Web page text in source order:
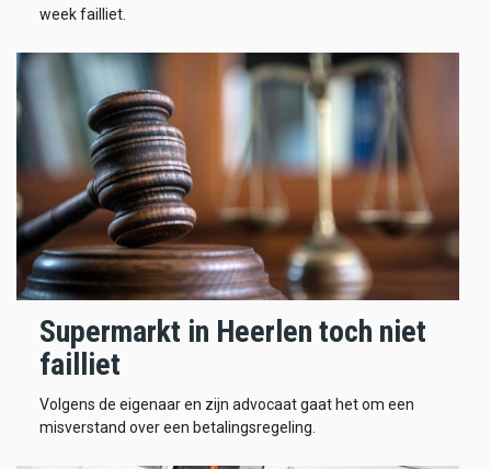
week failliet.
Supermarkt in Heerlen toch niet
failliet
Volgens de eigenaar en zijn advocaat gaat het om een
misverstand over een betalingsregeling.